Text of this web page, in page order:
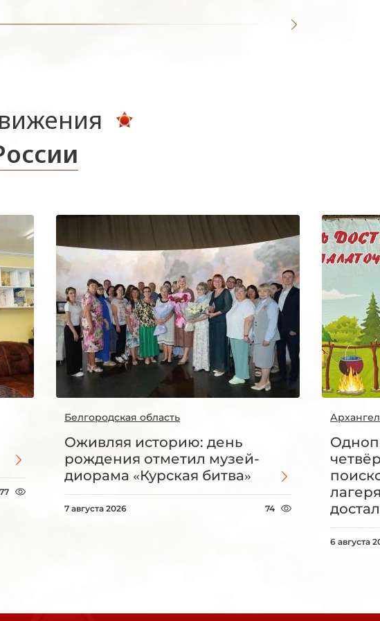
77
Белгородская область
Оживляя историю: день
рождения отметил музей-
диорама «Курская битва»
7 августа 2026 74
6 августа